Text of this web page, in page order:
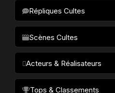
Science-fiction
Drame / Thriller
Comédie/humour
Horreur
Fantastique
Répliques Cultes
Scènes Cultes
Acteurs & Réalisateurs
Tops & Classements